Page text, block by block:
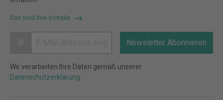
Das sind Ihre Vorteile
Newsletter Abonnieren
Wir verarbeiten Ihre Daten gemäß unserer
Datenschutzerklärung